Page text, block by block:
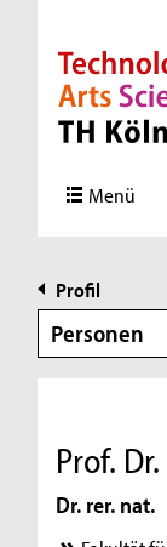
Direkt zur
Direkt zur
Direkt zum
Direkt zum
Menü
Profil
Personen
Prof.
Dr. rer. nat.